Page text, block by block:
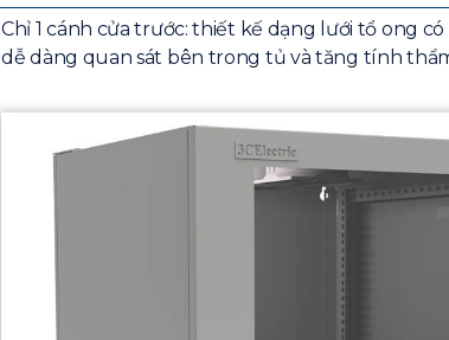
Chỉ 1 cánh cửa trước: thiết kế dạng lưới tổ ong
dễ dàng quan sát bên trong tủ và tăng tính